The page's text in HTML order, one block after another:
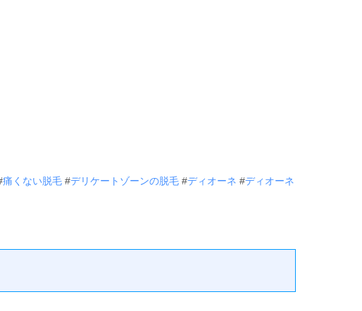
痛くない脱毛 #デリケートゾーンの脱毛 #ディオーネ #ディオーネ